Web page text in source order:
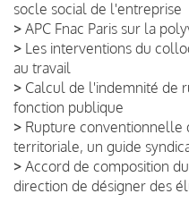
socle social de l'entreprise
> APC Fnac Paris sur la
> Les interventions du
au travail
> Calcul de l'indemnité de
fonction publique
> Rupture conventionnelle
territoriale, un guide
> Accord de composition
direction de désigner des